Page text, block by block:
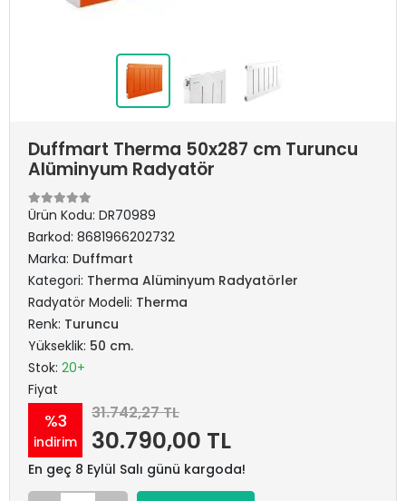
Duffmart Therma 50x287 cm Turuncu
Alüminyum Radyatör
Ürün Kodu: DR70989
Barkod: 8681966202732
Marka: Duffmart
Kategori: Therma Alüminyum Radyatörler
Radyatör Modeli: Therma
Renk: Turuncu
Yükseklik: 50 cm.
Stok: 20+
Fiyat
%3
indirim
31.742,27 TL
30.790,00 TL
En geç 8 Eylül Salı günü kargoda!